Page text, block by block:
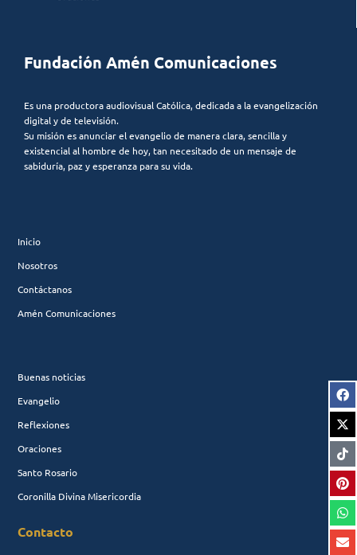
Fundación Amén Comunicaciones
Es una productora audiovisual Católica, dedicada a la evangelización
digital y de televisión.
Su misión es anunciar el evangelio de manera clara, sencilla y
existencial al hombre de hoy, tan necesitado de un mensaje de
sabiduría, paz y esperanza para su vida.
Inicio
Nosotros
Contáctanos
Amén Comunicaciones
Buenas noticias
Evangelio
Reflexiones
Oraciones
Santo Rosario
Coronilla Divina Misericordia
Contacto